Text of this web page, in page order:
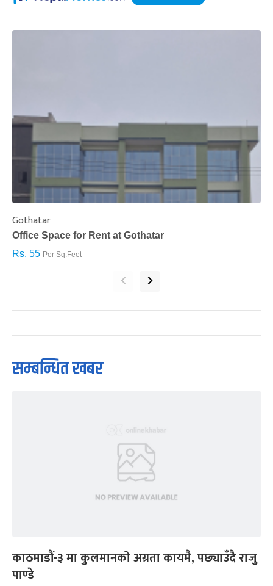
Gothatar
Office Space for Rent at Gothatar
Rs. 55 Per Sq.Feet
‹ ›
सम्बन्धित खबर
काठमाडौं-३ मा कुलमानको अग्रता कायमै, पछ्याउँदै राजु
पाण्डे